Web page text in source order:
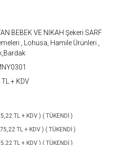
BEBEK VE NİKAH Şekeri SARF
Lohusa, Hamile Ürünleri
+ KDV
TL + KDV ) ( TÜKENDİ )
TL + KDV ) ( TÜKENDİ )
TL + KDV ) ( TÜKENDİ )